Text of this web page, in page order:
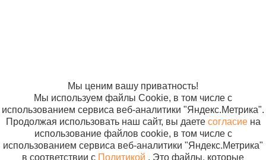
Мы ценим вашу приватность!
Мы используем файлы Cookie, в том числе с
использованием сервиса веб-аналитики "Яндекс.Метрика".
Продолжая использовать наш сайт, вы даете согласиена
использование файлов cookie, в том числе с
использованием сервиса веб-аналитики "Яндекс.Метрика"
в соответствии с Политикой . Это файлы, которые